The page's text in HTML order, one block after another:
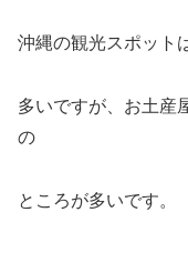
沖縄の観光スポット
多いですが、お土産
の
ところが多いです。